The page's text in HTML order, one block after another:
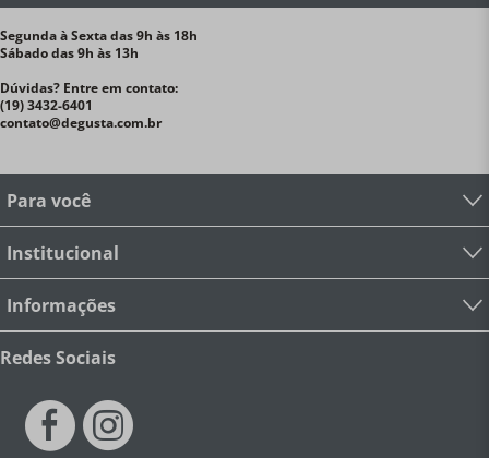
Segunda à Sexta das 9h às 18h
Sábado das 9h às 13h
Dúvidas? Entre em contato:
(19) 3432-6401
contato@degusta.com.br
Para você
Institucional
Informações
Redes Sociais